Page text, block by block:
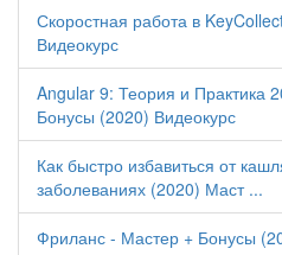
Скоростная работа в
Видеокурс
Angular 9: Теория и Практика
Бонусы (2020) Видеокурс
Как быстро избавиться от
заболеваниях (2020) Маст ...
Фриланс - Мастер + Бонусы